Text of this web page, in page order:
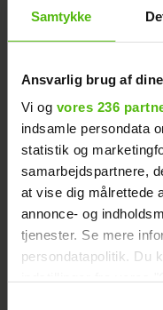
Samtykke
Ansvarlig brug af
Vi og vores 236
indsamle persondata
statistik og
samarbejdspartnere,
at vise dig målrettede
annonce- og
tjenester. Se mere
persondatapolitik. Du
Yrsa skal lære, at
Det kan godt
eller
Ida Rud var både
imens hun
hun ikke i tvivl
uvurderlig
tidspunkt i livet,
med både sin